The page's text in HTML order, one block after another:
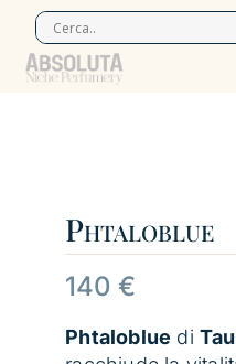
Phtaloblue
140€
Phtaloblue di